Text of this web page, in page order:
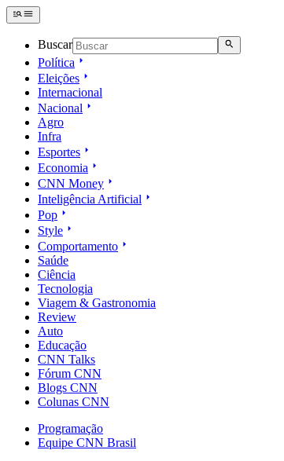
Buscar
Política
Eleições
Internacional
Nacional
Agro
Infra
Esportes
Economia
CNN Money
Inteligência Artificial
Pop
Style
Comportamento
Saúde
Ciência
Tecnologia
Viagem & Gastronomia
Review
Auto
Educação
CNN Talks
Fórum CNN
Blogs CNN
Colunas CNN
Programação
Equipe CNN Brasil